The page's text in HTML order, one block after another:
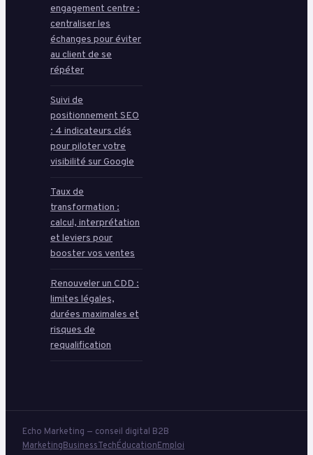
engagement centre :
centraliser les
échanges pour éviter
au client de se
répéter
Suivi de
positionnement SEO
: 4 indicateurs clés
pour piloter votre
visibilité sur Google
Taux de
transformation :
calcul, interprétation
et leviers pour
booster vos ventes
Renouveler un CDD :
limites légales,
durées maximales et
risques de
requalification
Echo Marketing — conseil digital B2B
MarketingBusinessTechÉducationEmploi